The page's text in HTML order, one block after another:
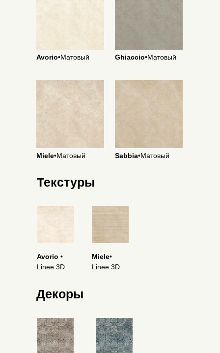
Avorio•Матовый
Sabbia•Матовый
Miele•Матовый
Текстуры
Avorio •
Linee 3D
Miele•
Linee 3D
Декоры
Ghiaccio•Матовый